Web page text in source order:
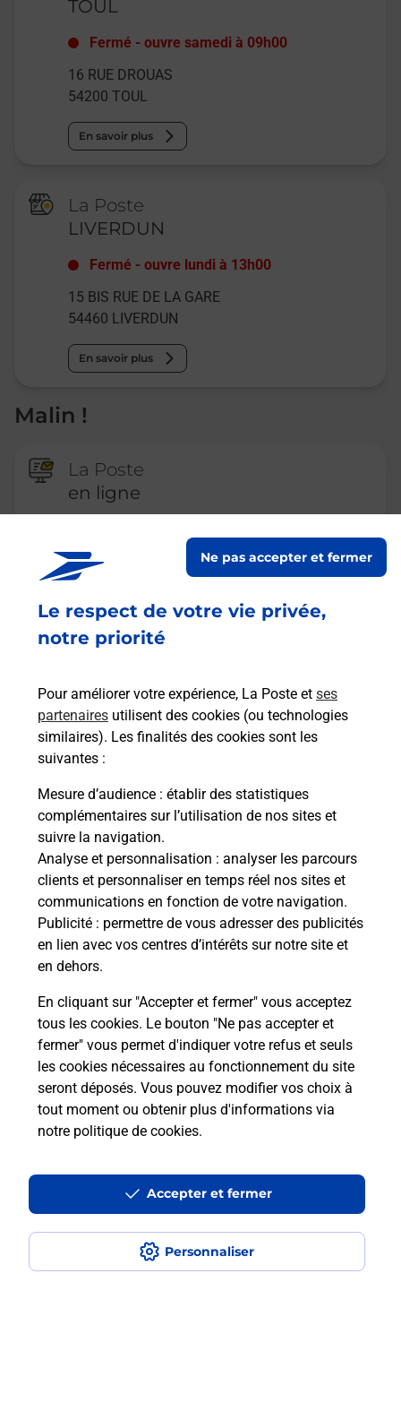
Le respect de votre vie privée,
notre priorité
Pour améliorer votre expérience, La Poste et ses
partenaires utilisent des cookies (ou technologies
similaires). Les finalités des cookies sont les
suivantes :
Mesure d’audience : établir des statistiques
complémentaires sur l’utilisation de nos sites et
suivre la navigation.
Analyse et personnalisation : analyser les parcours
clients et personnaliser en temps réel nos sites et
communications en fonction de votre navigation.
Publicité : permettre de vous adresser des publicités
en lien avec vos centres d’intérêts sur notre site et
en dehors.
En cliquant sur "Accepter et fermer" vous acceptez
tous les cookies. Le bouton "Ne pas accepter et
fermer" vous permet d'indiquer votre refus et seuls
les cookies nécessaires au fonctionnement du site
seront déposés. Vous pouvez modifier vos choix à
tout moment ou obtenir plus d'informations via
notre politique de cookies.
Personnaliser
Ne pas accepter et fermer
Accepter et fermer
TOUL
Fermé -ouvre samedi à 09h00
16 RUE DROUAS
54200 TOUL
En savoir plus
La Poste
LIVERDUN
Fermé -ouvre lundi à 13h00
15 BIS RUE DE LA GARE
54460 LIVERDUN
En savoir plus
Malin !
La Poste
en ligne
En savoir plus
Recherchez un autre point de contact
Questions fréquemment posées
Quel réseau utilise La Poste Mobile ?
Est-ce que je peux garder mon
numéro de mobile gratuitement ?
Est-ce que je peux bénéficier de la 5G
avec La Poste Mobile ?
Est-ce que je peux utiliser mon forfait
à l’étranger avec La Poste Mobile ?
Est-ce que je peux payer mon
smartphone Samsung en plusieurs
fois avec La Poste Mobile ?
smartphone Samsung ?
Localiser Meurthe-et-Moselle